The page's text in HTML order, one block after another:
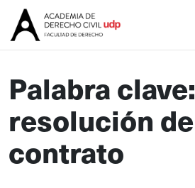
Palabra clave:
resolución de
contrato